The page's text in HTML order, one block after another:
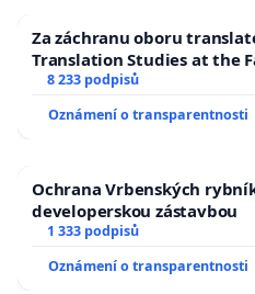
Za záchranu oboru
Translation Studies at the
University
8 233 podpisů
Oznámení o transparentnosti
Ochrana Vrbenských
developerskou zástavbou
1 333 podpisů
Oznámení o transparentnosti